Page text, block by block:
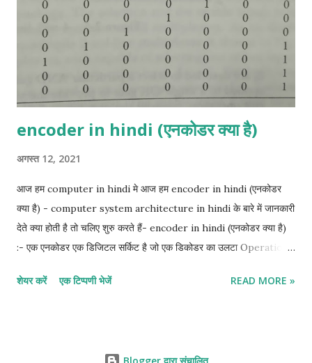
और CARRY हैं। निम्नलिखित सत्य तालिका में X, Y, Z इनपुट हैं और C और S
CARRY और SUM हैं। More details click her Half-Subtractor
in hi...
encoder in hindi (एनकोडर क्या है)
अगस्त 12, 2021
आज हम computer in hindi मे आज हम encoder in hindi (एनकोडर
क्या है) - computer system architecture in hindi के बारे में जानकारी
देते क्या होती है तो चलिए शुरु करते हैं- encoder in hindi (एनकोडर क्या है)
:- एक एनकोडर एक डिजिटल सर्किट है जो एक डिकोडर का उलटा Operation
होती हैं। आउटपुट लाइनें इनपुट मान के अनुरूप बाइनरी कोड उत्पन्न करती हैं।
शेयर करें एक टिप्पणी भेजें READ MORE »